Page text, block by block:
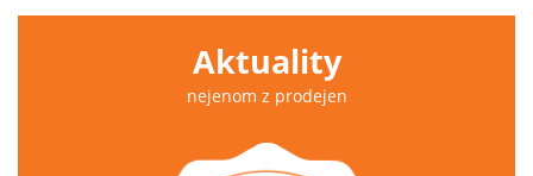
Aktuality
nejenom z prodejen